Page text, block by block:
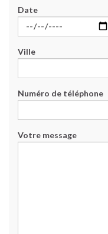
Date
Ville
Numéro de téléphone
Votre message